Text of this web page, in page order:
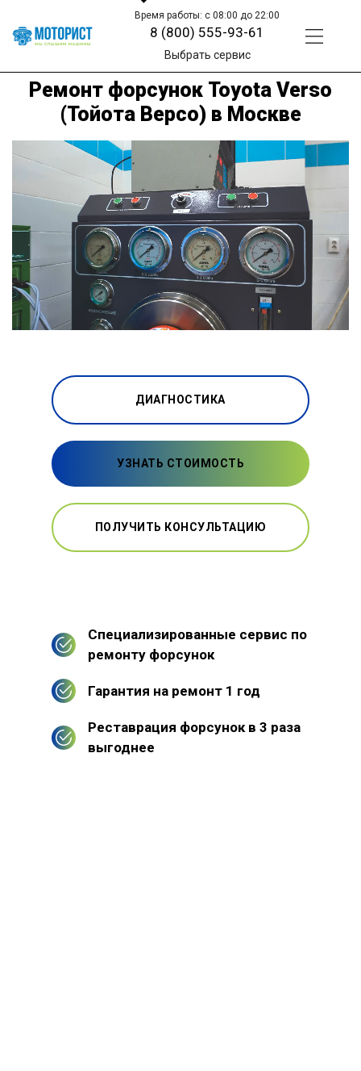
Время работы: с 08:00 до 22:00
8 (800) 555-93-61
Выбрать сервис
Ремонт форсунок Toyota Verso
(Тойота Версо) в Москве
ДИАГНОСТИКА
УЗНАТЬ СТОИМОСТЬ
ПОЛУЧИТЬ КОНСУЛЬТАЦИЮ
Специализированные сервис по
ремонту форсунок
Гарантия на ремонт 1 год
Реставрация форсунок в 3 раза
выгоднее